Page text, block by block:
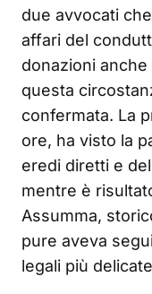
due avvocati
affari del
donazioni
questa
confermata. La
ore, ha visto la
eredi diretti e
mentre è
Assumma,
pure aveva
legali più